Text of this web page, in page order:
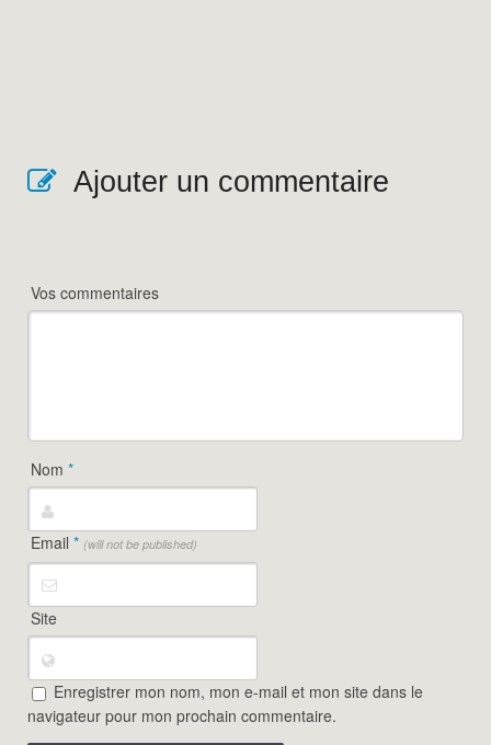
Ajouter un commentaire
Vos commentaires
Nom*
Email* (will not be published)
Site
Enregistrer mon nom, mon e-mail et mon site dans le
navigateur pour mon prochain commentaire.